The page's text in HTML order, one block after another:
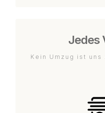
Jedes
Kein Umzug ist uns